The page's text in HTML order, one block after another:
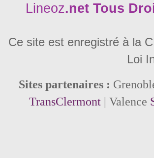
Lineoz.net Tous
Ce site est enregistré à la
Loi
Sites partenaires :
TransClermont| Valence